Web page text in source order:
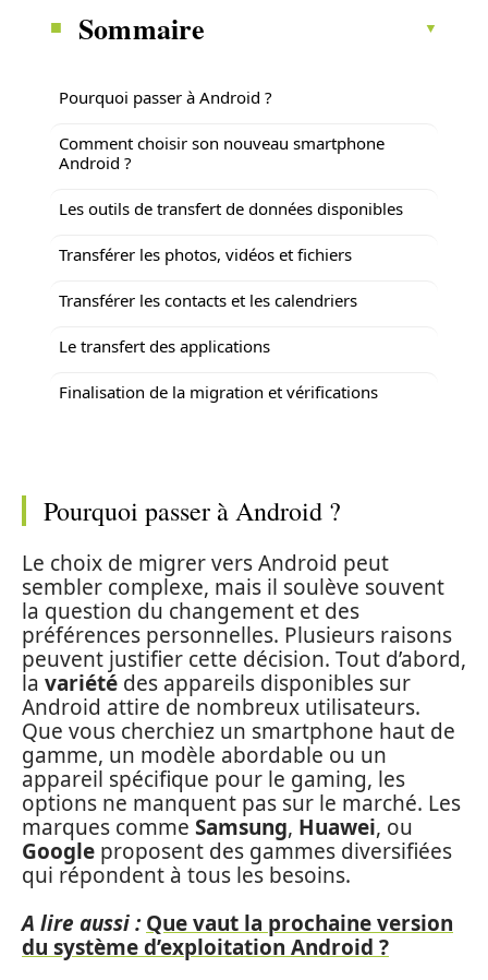
Sommaire
Pourquoi passer à Android ?
Comment choisir son nouveau smartphone
Android ?
Les outils de transfert de données disponibles
Transférer les photos, vidéos et fichiers
Transférer les contacts et les calendriers
Le transfert des applications
Finalisation de la migration et vérifications
Pourquoi passer à Android ?
Le choix de migrer vers Android peut
sembler complexe, mais il soulève souvent
la question du changement et des
préférences personnelles. Plusieurs raisons
peuvent justifier cette décision. Tout d’abord,
la variété des appareils disponibles sur
Android attire de nombreux utilisateurs.
Que vous cherchiez un smartphone haut de
gamme, un modèle abordable ou un
appareil spécifique pour le gaming, les
options ne manquent pas sur le marché. Les
marques comme Samsung, Huawei, ou
Google proposent des gammes diversifiées
qui répondent à tous les besoins.
A lire aussi : Que vaut la prochaine version
du système d’exploitation Android ?